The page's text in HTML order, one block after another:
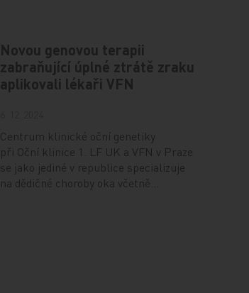
Novou genovou terapii
zabraňující úplné ztrátě zraku
aplikovali lékaři VFN
Centrum klinické oční genetiky
při Oční klinice 1. LF UK a VFN v Praze
se jako jediné v republice specializuje
na dědičné choroby oka včetně…